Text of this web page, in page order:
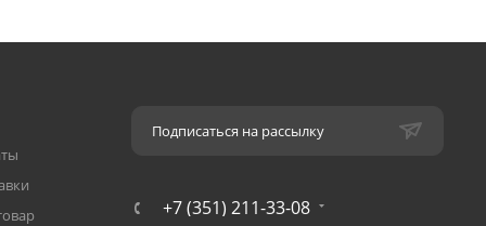
Подписаться на рассылку
+7 (351) 211-33-08